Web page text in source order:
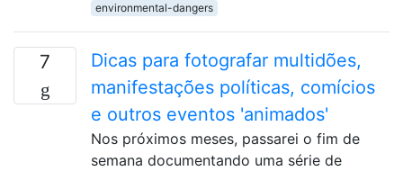
environmental-dangers
7
Dicas para fotografar multidões,
manifestações políticas, comícios
e outros eventos 'animados'
Nos próximos meses, passarei o fim de
semana documentando uma série de